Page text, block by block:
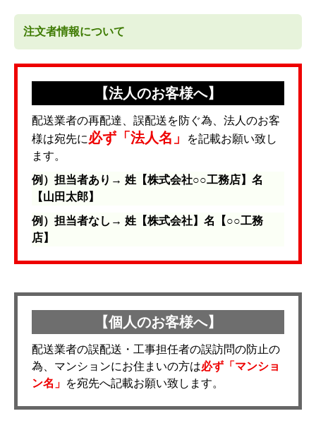
注文者情報について
【法人のお客様へ】
配送業者の再配達、誤配送を防ぐ為、法人のお客
様は宛先に必ず「法人名」
を記載お願い致し
ます。
例）担当者あり→ 姓【株式会社○○工務店】名
【山田太郎】
例）担当者なし→ 姓【株式会社】名【○○工務
店】
【個人のお客様へ】
配送業者の誤配送・工事担任者の誤訪問の防止の
為、マンションにお住まいの方は必ず「マンショ
ン名」 を宛先へ記載お願い致します。